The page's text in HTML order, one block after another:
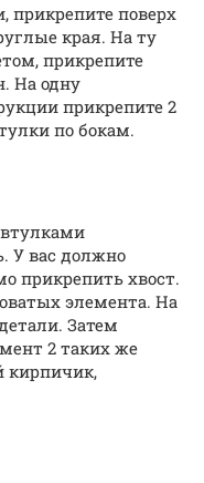
прикрепите поверх
края. На ту
прикрепите
На одну
прикрепите 2
по бокам.
У вас должно
прикрепить хвост.
элемента. На
Затем
2 таких же
кирпичик,